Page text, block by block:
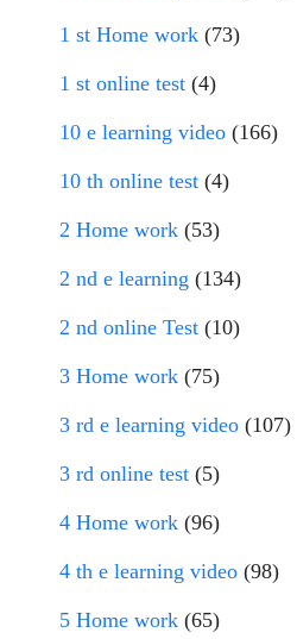
1 st Home work (73)
1 st online test (4)
10 e learning video (166)
10 th online test (4)
2 Home work (53)
2 nd e learning (134)
2 nd online Test (10)
3 Home work (75)
3 rd e learning video (107)
3 rd online test (5)
4 Home work (96)
4 th e learning video (98)
5 Home work (65)